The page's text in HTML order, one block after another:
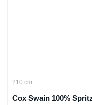
210 cm
Cox Swain 100%